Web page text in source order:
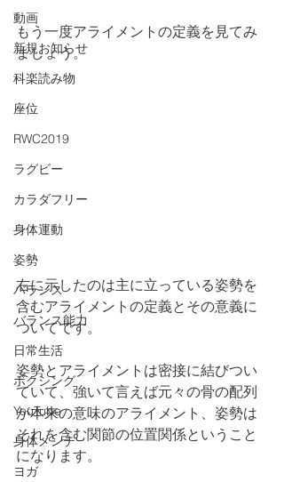
動画
新規お知らせ
科楽読み物
座位
RWC2019
ラグビー
カラダフリー
身体運動
姿勢
バランス
バランス能力
日常生活
ボクシング
YouTube
身体メンテ
ヨガ
もう一度アライメントの定義を見てみ
ましょう。
右に示したのは主に立っている姿勢を
含むアライメントの定義とその意義に
ついてです。
姿勢とアライメントは密接に結びつい
ていて、強いて言えば元々の骨の配列
が本来の意味のアライメント、姿勢は
それを含む関節の位置関係ということ
になります。